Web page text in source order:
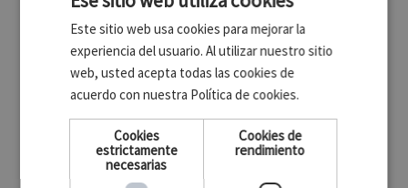
Nuestros Top Ventas
LED SpA
Electrobisturí Bipolar SURTRON 120
Este sitio web usa cookies para mejorar la
experiencia del usuario. Al utilizar nuestro sitio
web, usted acepta todas las cookies de
acuerdo con nuestra Política de cookies.
Cookies
estrictamente
necesarias
Cookies de
rendimiento